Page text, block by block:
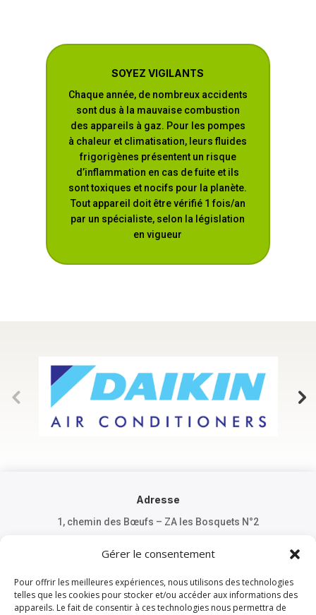
Gérer le consentement
Pour offrir les meilleures expériences, nous utilisons des technologies
telles que les cookies pour stocker et/ou accéder aux informations des
appareils. Le fait de consentir à ces technologies nous permettra de
SOYEZ VIGILANTS
Chaque année, de nombreux accidents
sont dus à la mauvaise combustion
des appareils à gaz. Pour les pompes
à chaleur et climatisation, leurs fluides
frigorigènes présentent un risque
d’inflammation en cas de fuite et ils
sont toxiques et nocifs pour la planète.
Tout appareil doit être vérifié 1 fois/an
par un spécialiste, selon la législation
en vigueur
Adresse
1, chemin des Bœufs – ZA les Bosquets N°2